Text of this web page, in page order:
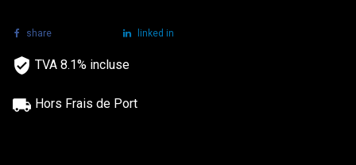
share linked in
TVA 8.1% incluse
Hors Frais de Port